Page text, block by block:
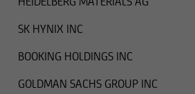
SK HYNIX INC
BOOKING HOLDINGS INC
GOLDMAN SACHS GROUP INC